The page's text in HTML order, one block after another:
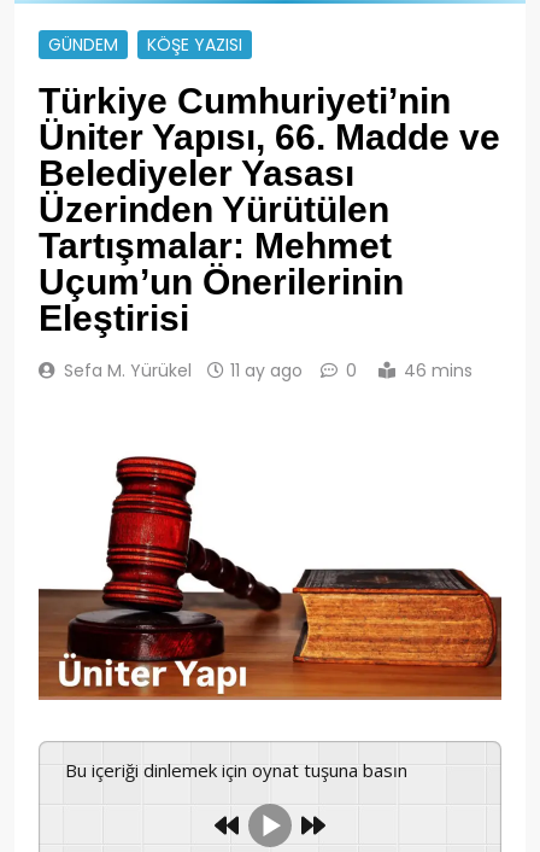
GÜNDEM KÖŞE YAZISI
Türkiye Cumhuriyeti’nin
Üniter Yapısı, 66. Madde ve
Belediyeler Yasası
Üzerinden Yürütülen
Tartışmalar: Mehmet
Uçum’un Önerilerinin
Eleştirisi
Sefa M. Yürükel 11 ay ago 0 46 mins
Bu içeriği dinlemek için oynat tuşuna basın